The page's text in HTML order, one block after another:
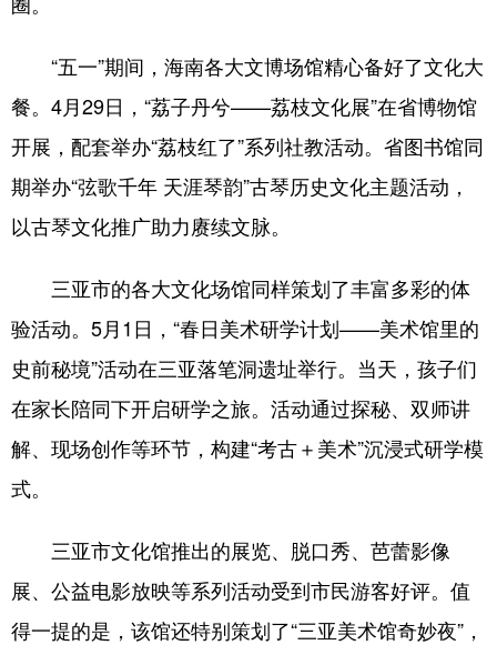
“五一”期间，海南各大文博场馆精心备好了文化大
餐。4月29日，“荔子丹兮——荔枝文化展”在省博物馆
开展，配套举办“荔枝红了”系列社教活动。省图书馆同
期举办“弦歌千年 天涯琴韵”古琴历史文化主题活动，
以古琴文化推广助力赓续文脉。
三亚市的各大文化场馆同样策划了丰富多彩的体
验活动。5月1日，“春日美术研学计划——美术馆里的
史前秘境”活动在三亚落笔洞遗址举行。当天，孩子们
在家长陪同下开启研学之旅。活动通过探秘、双师讲
解、现场创作等环节，构建“考古＋美术”沉浸式研学模
式。
三亚市文化馆推出的展览、脱口秀、芭蕾影像
展、公益电影放映等系列活动受到市民游客好评。值
得一提的是，该馆还特别策划了“三亚美术馆奇妙夜”，